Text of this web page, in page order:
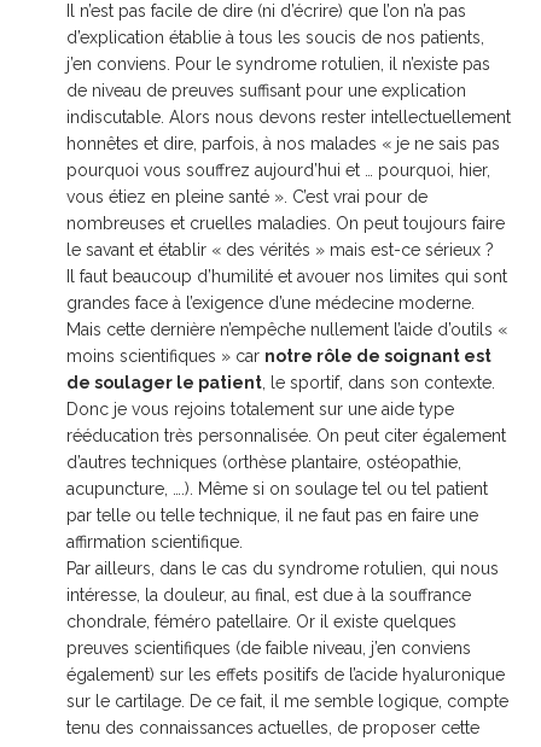
Il n’est pas facile de dire (ni d’écrire) que l’on n’a pas
d’explication établie à tous les soucis de nos patients,
j’en conviens. Pour le syndrome rotulien, il n’existe pas
de niveau de preuves suffisant pour une explication
indiscutable. Alors nous devons rester intellectuellement
honnêtes et dire, parfois, à nos malades « je ne sais pas
pourquoi vous souffrez aujourd’hui et … pourquoi, hier,
vous étiez en pleine santé ». C’est vrai pour de
nombreuses et cruelles maladies. On peut toujours faire
le savant et établir « des vérités » mais est-ce sérieux ?
Il faut beaucoup d’humilité et avouer nos limites qui sont
grandes face à l’exigence d’une médecine moderne.
Mais cette dernière n’empêche nullement l’aide d’outils «
moins scientifiques » car notre rôle de soignant est
de soulager le patient , le sportif, dans son contexte.
Donc je vous rejoins totalement sur une aide type
rééducation très personnalisée. On peut citer également
d’autres techniques (orthèse plantaire, ostéopathie,
acupuncture, ….). Même si on soulage tel ou tel patient
par telle ou telle technique, il ne faut pas en faire une
affirmation scientifique.
Par ailleurs, dans le cas du syndrome rotulien, qui nous
intéresse, la douleur, au final, est due à la souffrance
chondrale, féméro patellaire. Or il existe quelques
preuves scientifiques (de faible niveau, j’en conviens
également) sur les effets positifs de l’acide hyaluronique
sur le cartilage. De ce fait, il me semble logique, compte
tenu des connaissances actuelles, de proposer cette